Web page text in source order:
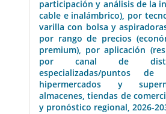
participación y análisis de la
cable e inalámbrico), por
varilla con bolsa y
por rango de precios
premium), por aplicación
por canal de
especializadas/puntos
hipermercados y
almacenes, tiendas de
y pronóstico regional, 2026-